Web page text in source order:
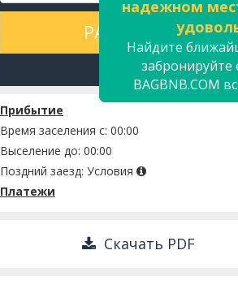
РАССЧИТАТЬ
Проверить доступность
Прибытие
Время заселения с: 00:00
Выселение до: 00:00
Поздний заезд: Условия
Платежи
Скачать PDF
надежном
Найдите
забронируйте
BAGBNB.COM